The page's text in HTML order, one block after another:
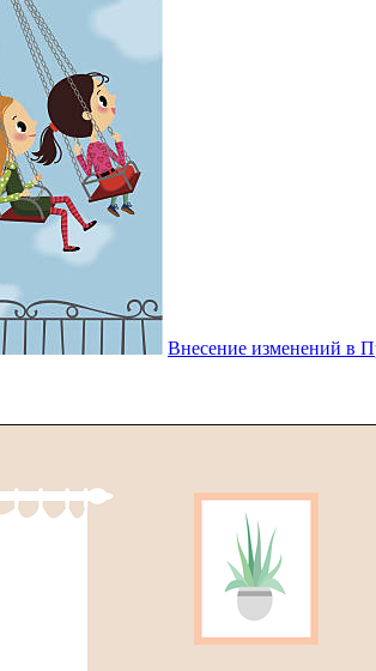
Внесение изменений в